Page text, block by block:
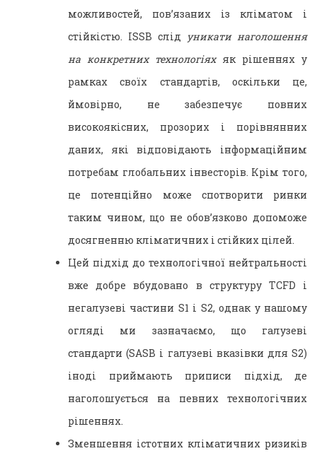
можливостей, пов’язаних із кліматом і
стійкістю. ISSB слід уникати наголошення
на конкретних технологіяхяк рішеннях у
рамках своїх стандартів, оскільки це,
ймовірно, не забезпечує повних
високоякісних, прозорих і порівнянних
даних, які відповідають інформаційним
потребам глобальних інвесторів. Крім того,
це потенційно може спотворити ринки
таким чином, що не обов’язково допоможе
досягненню кліматичних і стійких цілей.
Цей підхід до технологічної нейтральності
вже добре вбудовано в структуру TCFD і
негалузеві частини S1 і S2, однак у нашому
огляді ми зазначаємо, що галузеві
стандарти (SASB і галузеві вказівки для S2)
іноді приймають приписи підхід, де
наголошується на певних технологічних
рішеннях.
Зменшення істотних кліматичних ризиків